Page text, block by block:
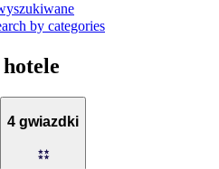
by categories
4 gwiazdki